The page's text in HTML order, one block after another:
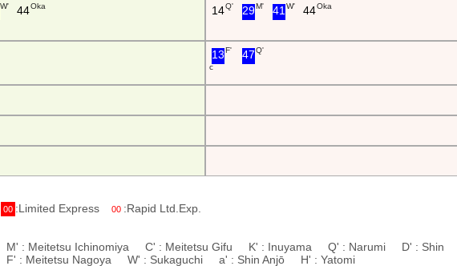
W' 44Oka 14Q' 29M' 41 W' 44Oka
13F'
c
47Q'
00 :Limited Express 00 :Rapid Ltd.Exp.
M' : Meitetsu Ichinomiya C' : Meitetsu Gifu K' : Inuyama Q' : Narumi D' : Shin
: Meitetsu Nagoya W' : Sukaguchi a' : Shin Anjō H' : Yatomi